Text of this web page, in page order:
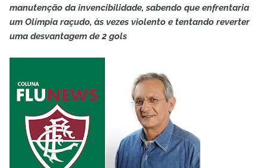
manutenção da invencibilidade, sabendo que enfrentaria
um Olímpia raçudo, às vezes violento e tentando reverter
uma desvantagem de 2 gols